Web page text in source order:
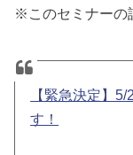
※このセミナーの
【緊急決定】
す！